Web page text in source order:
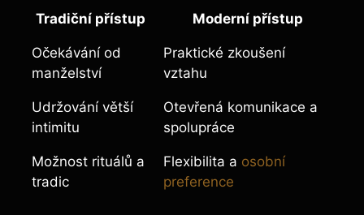
Tradiční přístup Moderní přístup
Očekávání od
manželství
Praktické zkoušení
vztahu
Udržování větší
intimitu
Otevřená komunikace a
spolupráce
Možnost rituálů a
tradic
Flexibilita a osobní
preference